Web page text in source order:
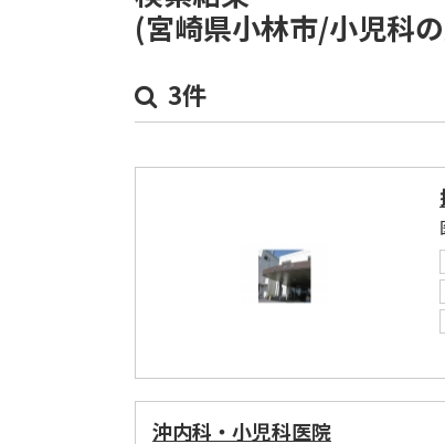
(宮崎県小林市/小児科
3件
沖内科・小児科医院